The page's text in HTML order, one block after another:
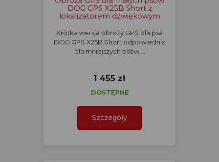
DOG GPS X25B Short z
lokalizatorem dźwiękowym
Krótka wersja obroży GPS dla psa
DOG GPS X25B Short odpowiednia
dla mniejszych psów.…
1 455 zł
DOSTĘPNE
Szczegóły